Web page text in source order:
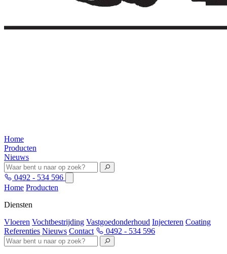
Home
Producten
Nieuws
0492 - 534 596
Home Producten
Diensten
Vloeren Vochtbestrijding Vastgoedonderhoud Injecteren Coating
Referenties Nieuws Contact 0492 - 534 596